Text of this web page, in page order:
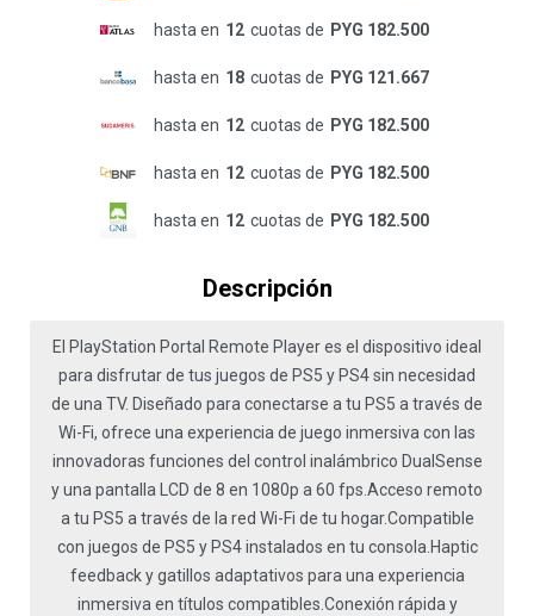
hasta en 12 cuotas de PYG 182.500
hasta en 18 cuotas de PYG 121.667
hasta en 12 cuotas de PYG 182.500
hasta en 12 cuotas de PYG 182.500
hasta en 12 cuotas de PYG 182.500
Descripción
El PlayStation Portal Remote Player es el dispositivo ideal
para disfrutar de tus juegos de PS5 y PS4 sin necesidad
de una TV. Diseñado para conectarse a tu PS5 a través de
Wi-Fi, ofrece una experiencia de juego inmersiva con las
innovadoras funciones del control inalámbrico DualSense
y una pantalla LCD de 8 en 1080p a 60 fps.Acceso remoto
a tu PS5 a través de la red Wi-Fi de tu hogar.Compatible
con juegos de PS5 y PS4 instalados en tu consola.Haptic
feedback y gatillos adaptativos para una experiencia
inmersiva en títulos compatibles.Conexión rápida y